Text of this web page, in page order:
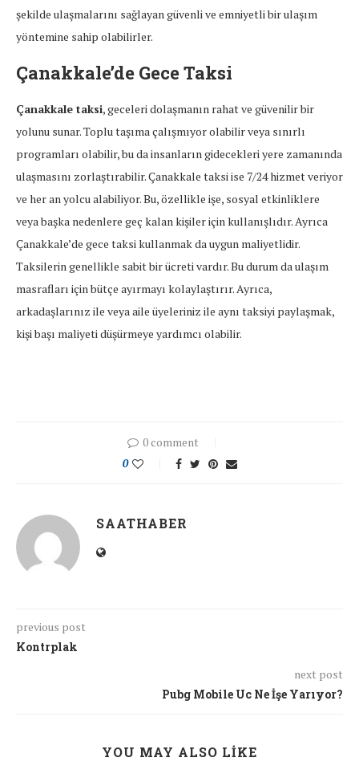
şekilde ulaşmalarını sağlayan güvenli ve emniyetli bir ulaşım
yöntemine sahip olabilirler.
Çanakkale’de Gece Taksi
Çanakkale taksi, geceleri dolaşmanın rahat ve güvenilir bir
yolunu sunar. Toplu taşıma çalışmıyor olabilir veya sınırlı
programları olabilir, bu da insanların gidecekleri yere zamanında
ulaşmasını zorlaştırabilir. Çanakkale taksi ise 7/24 hizmet veriyor
ve her an yolcu alabiliyor. Bu, özellikle işe, sosyal etkinliklere
veya başka nedenlere geç kalan kişiler için kullanışlıdır. Ayrıca
Çanakkale’de gece taksi kullanmak da uygun maliyetlidir.
Taksilerin genellikle sabit bir ücreti vardır. Bu durum da ulaşım
masrafları için bütçe ayırmayı kolaylaştırır. Ayrıca,
arkadaşlarınız ile veya aile üyeleriniz ile aynı taksiyi paylaşmak,
kişi başı maliyeti düşürmeye yardımcı olabilir.
0 comment
0
SAATHABER
previous post
Kontrplak
next post
Pubg Mobile Uc Ne İşe Yarıyor?
YOU MAY ALSO LIKE